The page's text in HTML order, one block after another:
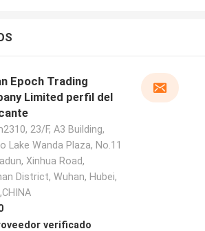
Epoch Trading
Limited perfil del
23/F, A3 Building,
Lake Wanda Plaza, No.11
Xinhua Road,
District, Wuhan, Hubei,
verificado